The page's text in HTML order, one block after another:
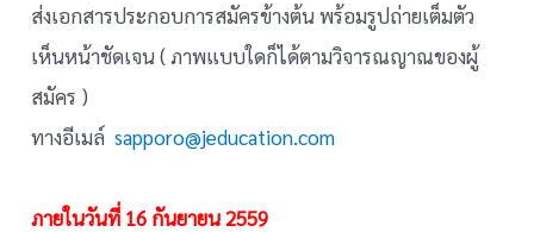
ส่งเอกสารประกอบการสมัครข้างต้น พร้อมรูปถ่ายเต็มตัว
เห็นหน้าชัดเจน ( ภาพแบบใดก็ได้ตามวิจารณญาณของผู้
สมัคร )
ทางอีเมล์sapporo@jeducation.com
ภายในวันที่ 16 กันยายน 2559